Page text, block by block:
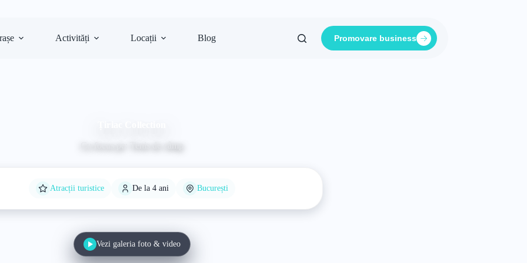
Activități Locații Blog Promovare business
Cu focus pe: Tenis de câmp
Atracții turistice De la 4 ani București
Vezi galeria foto & video